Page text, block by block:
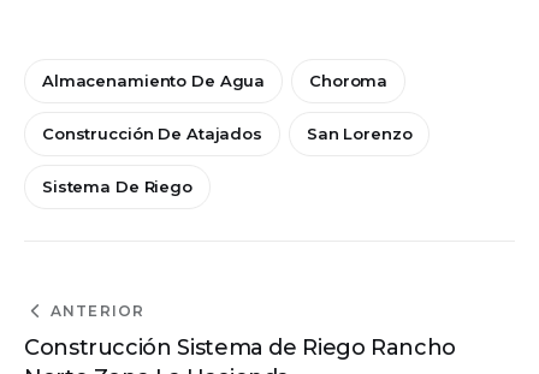
Almacenamiento De Agua Choroma
Construcción De Atajados San Lorenzo
Sistema De Riego
ANTERIOR
Construcción Sistema de Riego Rancho